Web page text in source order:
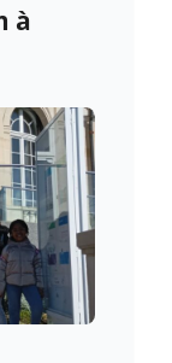
à